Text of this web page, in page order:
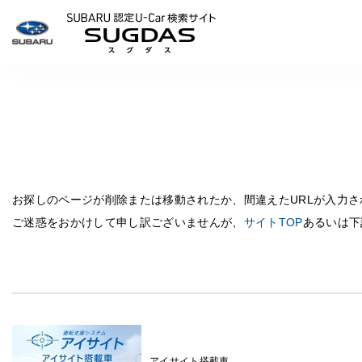
お探しのページが削除または移動されたか、間違えたURLが入力
ご迷惑をおかけして申し訳ございませんが、 サイトTOPあるいは